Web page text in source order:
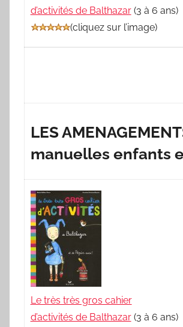
d’activités de Balthazar(3 à 6 ans)
(cliquez sur l’image)
LES
manuelles enfants
Le très très gros cahier
d’activités de Balthazar(3 à 6 ans)